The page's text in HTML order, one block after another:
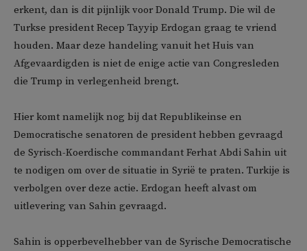
erkent, dan is dit pijnlijk voor Donald Trump. Die wil de
Turkse president Recep Tayyip Erdogan graag te vriend
houden. Maar deze handeling vanuit het Huis van
Afgevaardigden is niet de enige actie van Congresleden
die Trump in verlegenheid brengt.
Hier komt namelijk nog bij dat Republikeinse en
Democratische senatoren de president hebben gevraagd
de Syrisch-Koerdische commandant Ferhat Abdi Sahin uit
te nodigen om over de situatie in Syrië te praten. Turkije is
verbolgen over deze actie. Erdogan heeft alvast om
uitlevering van Sahin gevraagd.
Sahin is opperbevelhebber van de Syrische Democratische